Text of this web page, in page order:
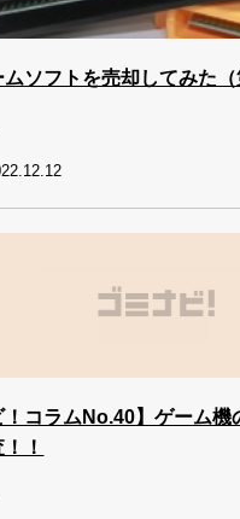
ソフトを売却してみた（
！コラムNo.40】ゲーム
！